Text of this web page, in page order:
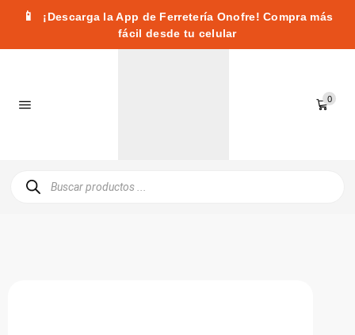
📱
¡Descarga la App de Ferretería Onofre! Compra más
fácil desde tu celular
0